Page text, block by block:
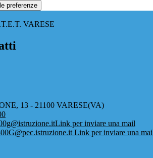
preferenze
VARESE
13 - 21100 VARESE(VA)
Link per inviare una mail
Link per inviare una